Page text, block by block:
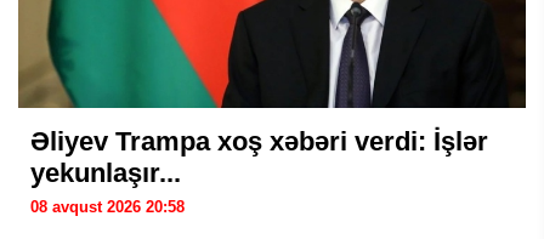
Əliyev Trampa xoş xəbəri verdi: İşlər
yekunlaşır...
08 avqust 2026 20:58